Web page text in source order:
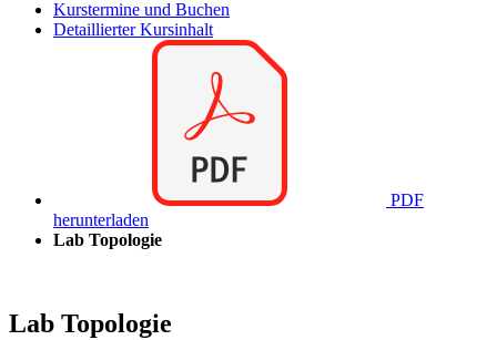
Kurstermine und Buchen
Detaillierter Kursinhalt
PDF
herunterladen
Lab Topologie
Lab Topologie